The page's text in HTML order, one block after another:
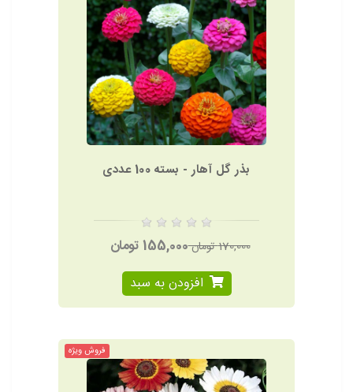
بذر گل آهار - بسته 100 عددی
170,000 تومان
155,000 تومان
افزودن به سبد
فروش ویژه